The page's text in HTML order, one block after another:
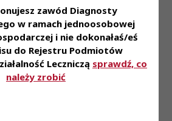
zawód Diagnosty
w ramach jednoosobowej
i nie dokonałaś/eś
do Rejestru Podmiotów
Leczniczą sprawdź, co
należy zrobić
magisterskie na kierunku
• Ukończona specjalizacja z
Medycznej • Aktualne
zawodu Diagnosty
Znajomość obsługi komputera
• Umiejętność